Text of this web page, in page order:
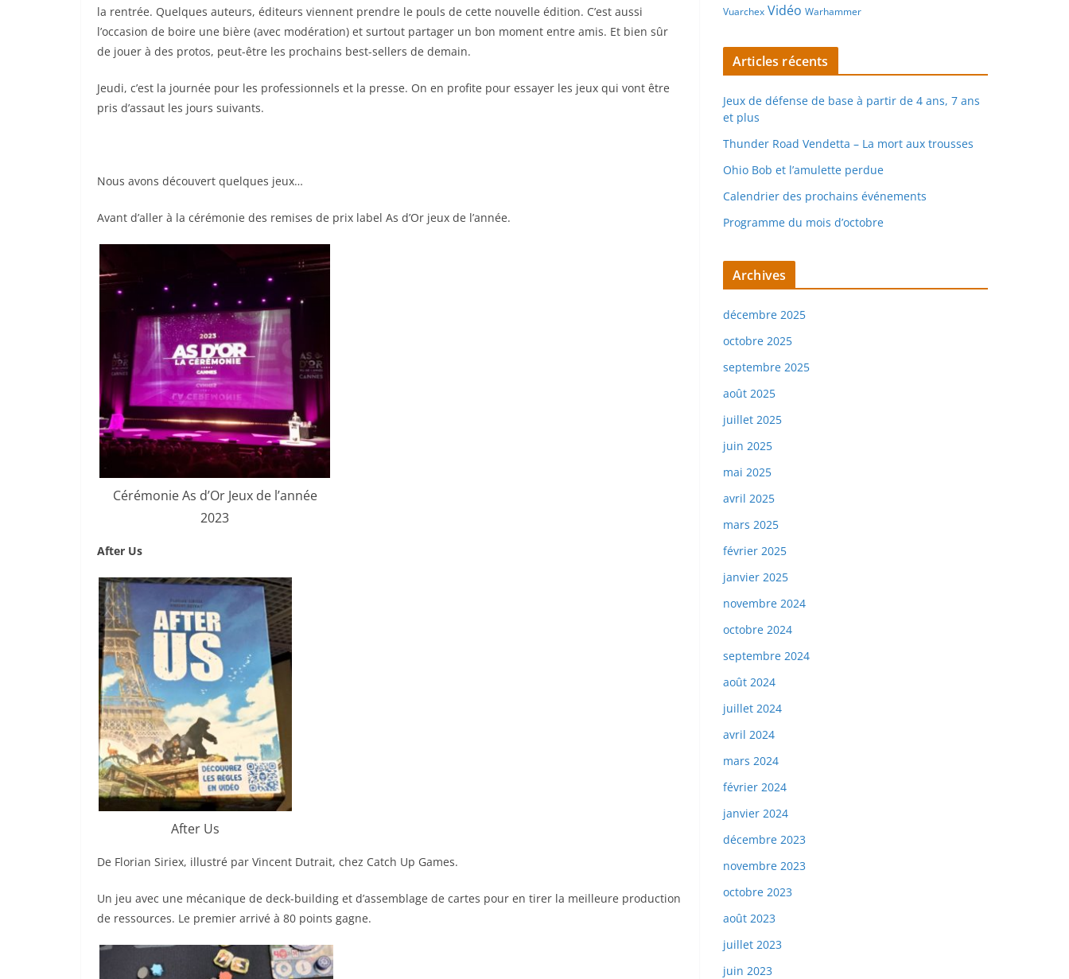
la rentrée. Quelques auteurs, éditeurs viennent prendre le pouls de cette nouvelle édition. C’est aussi
l’occasion de boire une bière (avec modération) et surtout partager un bon moment entre amis. Et bien sûr
de jouer à des protos, peut-être les prochains best-sellers de demain.
Jeudi, c’est la journée pour les professionnels et la presse. On en profite pour essayer les jeux qui vont être
pris d’assaut les jours suivants.
Nous avons découvert quelques jeux…
Avant d’aller à la cérémonie des remises de prix label As d’Or jeux de l’année.
Cérémonie As d’Or Jeux de l’année
2023
After Us
After Us
De Florian Siriex, illustré par Vincent Dutrait, chez Catch Up Games.
Un jeu avec une mécanique de deck-building et d’assemblage de cartes pour en tirer la meilleure production
de ressources. Le premier arrivé à 80 points gagne.
Vuarchex Vidéo Warhammer
Articles récents
Jeux de défense de base à partir de 4 ans, 7 ans
et plus
Thunder Road Vendetta – La mort aux trousses
Ohio Bob et l’amulette perdue
Calendrier des prochains événements
Programme du mois d’octobre
Archives
décembre 2025
octobre 2025
septembre 2025
août 2025
juillet 2025
juin 2025
mai 2025
avril 2025
mars 2025
février 2025
janvier 2025
novembre 2024
octobre 2024
septembre 2024
août 2024
juillet 2024
avril 2024
mars 2024
février 2024
janvier 2024
décembre 2023
novembre 2023
octobre 2023
août 2023
juillet 2023
juin 2023